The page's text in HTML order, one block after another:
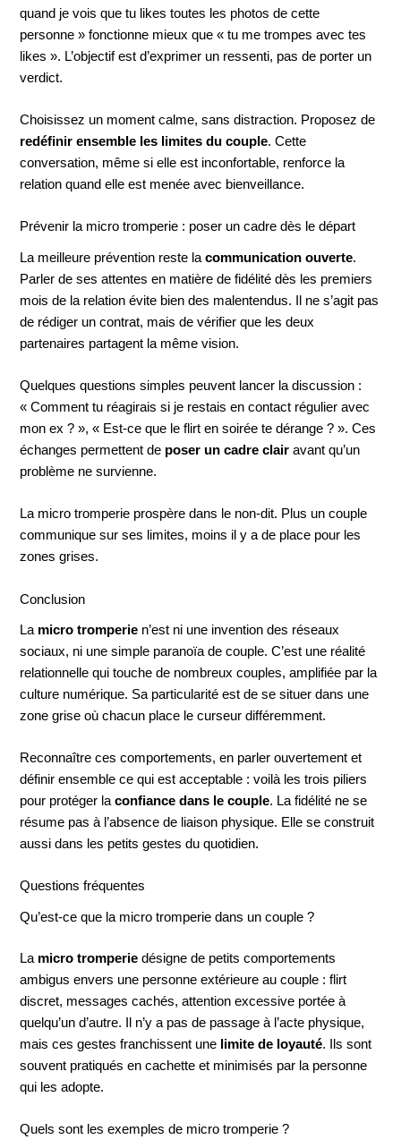
quand je vois que tu likes toutes les photos de cette
personne » fonctionne mieux que « tu me trompes avec tes
likes ». L’objectif est d’exprimer un ressenti, pas de porter un
verdict.
Choisissez un moment calme, sans distraction. Proposez de
redéfinir ensemble les limites du couple. Cette
conversation, même si elle est inconfortable, renforce la
relation quand elle est menée avec bienveillance.
Prévenir la micro tromperie : poser un cadre dès le départ
La meilleure prévention reste lacommunication ouverte.
Parler de ses attentes en matière de fidélité dès les premiers
mois de la relation évite bien des malentendus. Il ne s’agit pas
de rédiger un contrat, mais de vérifier que les deux
partenaires partagent la même vision.
Quelques questions simples peuvent lancer la discussion :
« Comment tu réagirais si je restais en contact régulier avec
mon ex ? », « Est-ce que le flirt en soirée te dérange ? ». Ces
échanges permettent de poser un cadre clair avant qu’un
problème ne survienne.
La micro tromperie prospère dans le non-dit. Plus un couple
communique sur ses limites, moins il y a de place pour les
zones grises.
Conclusion
La micro tromperie n’est ni une invention des réseaux
sociaux, ni une simple paranoïa de couple. C’est une réalité
relationnelle qui touche de nombreux couples, amplifiée par la
culture numérique. Sa particularité est de se situer dans une
zone grise où chacun place le curseur différemment.
Reconnaître ces comportements, en parler ouvertement et
définir ensemble ce qui est acceptable : voilà les trois piliers
pour protéger laconfiance dans le couple. La fidélité ne se
résume pas à l’absence de liaison physique. Elle se construit
aussi dans les petits gestes du quotidien.
Questions fréquentes
Qu’est-ce que la micro tromperie dans un couple ?
La micro tromperie désigne de petits comportements
ambigus envers une personne extérieure au couple : flirt
discret, messages cachés, attention excessive portée à
quelqu’un d’autre. Il n’y a pas de passage à l’acte physique,
mais ces gestes franchissent une limite de loyauté. Ils sont
souvent pratiqués en cachette et minimisés par la personne
qui les adopte.
Quels sont les exemples de micro tromperie ?